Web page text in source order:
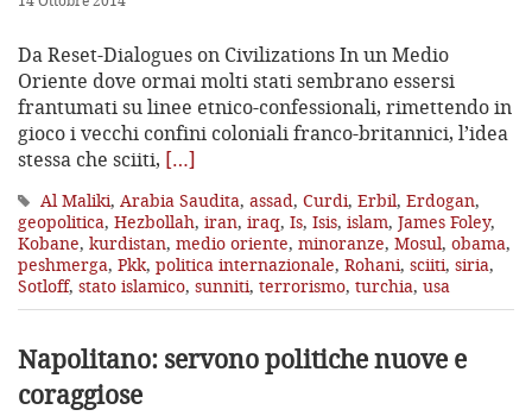
Da Reset-Dialogues on Civilizations In un Medio
Oriente dove ormai molti stati sembrano essersi
frantumati su linee etnico-confessionali, rimettendo in
gioco i vecchi confini coloniali franco-britannici, l’idea
stessa che sciiti, […]
Al Maliki, Arabia Saudita, assad, Curdi, Erbil, Erdogan,
geopolitica, Hezbollah, iran, iraq, Is, Isis, islam, James Foley,
Kobane, kurdistan, medio oriente, minoranze, Mosul, obama,
peshmerga, Pkk, politica internazionale, Rohani, sciiti, siria,
Sotloff, stato islamico, sunniti, terrorismo, turchia, usa
Napolitano: servono politiche nuove e
coraggiose